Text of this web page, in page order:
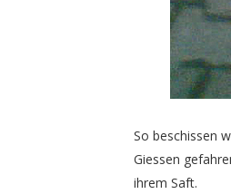
So beschissen
Giessen
ihrem Saft.